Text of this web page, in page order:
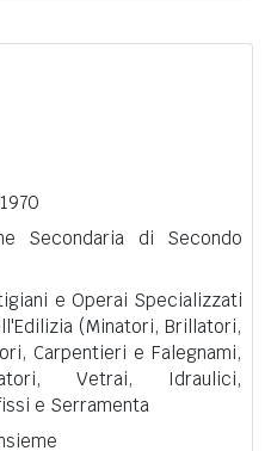
Secondaria di Secondo
e Operai Specializzati
(Minatori, Brillatori,
Carpentieri e Falegnami,
Vetrai, Idraulici,
e Serramenta